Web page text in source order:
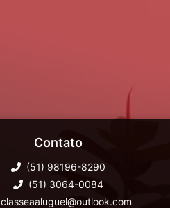
Contato
(51) 98196-8290
(51) 3064-0084
classeaaluguel@outlook.com